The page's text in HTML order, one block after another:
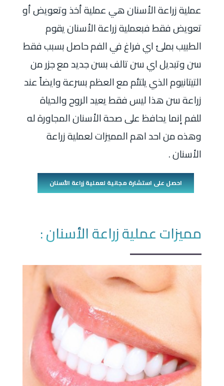
عملية زراعة الأسنان هي عملية أخذ وتعويض أو
تعويض فقط فبعملية زراعة الأسنان يقوم
الطبيب بملئ اي فراغ في الفم حاصل بسبب فقط
سن وتبديل اي سن تالف بسن جديد مع جزر من
التيتانيوم الذي يلتئم مع العظم بسرعة وايضاً عند
زراعة سن هذا ليس فقط يعيد الروح والحياة
للفم إنما يحافظ على صحة الأسنان المجاورة له
وهذه من احد اهم المميزات لعملية زراعة
الأسنان .
احصل على استشارة مجانية لعملية زراعة الأسنان
مميزات عملية زراعة الأسنان :